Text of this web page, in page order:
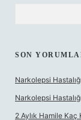
SON
Narkolepsi
Narkolepsi
2 Aylık Hamile Kaç